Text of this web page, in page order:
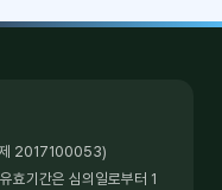
제 2017100053)
효기간은 심의일로부터 1